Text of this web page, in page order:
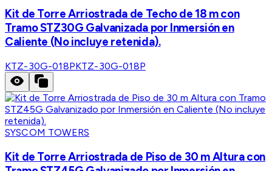
Kit de Torre Arriostrada de Techo de 18 m con
Tramo STZ30G Galvanizada por Inmersión en
Caliente (No incluye retenida).
KTZ-30G-018PKTZ-30G-018P
SYSCOM TOWERS
Kit de Torre Arriostrada de Piso de 30 m Altura con